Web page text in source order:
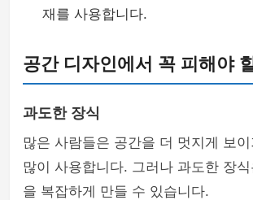
재를 사용합니다.
공간 디자인에서 꼭 피해야
과도한 장식
많은 사람들은 공간을 더 멋지게 보
많이 사용합니다. 그러나 과도한 장
을 복잡하게 만들 수 있습니다.